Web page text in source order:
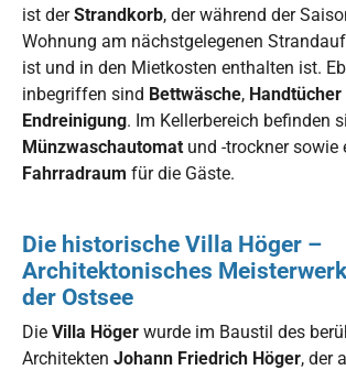
ist derStrandkorb, der während der
Wohnung am nächstgelegenen
ist und in den Mietkosten enthalten ist.
inbegriffen sind Bettwäsche, Handtücher
Endreinigung. Im Kellerbereich befinden
Münzwaschautomat und -trockner sowie
Fahrradraum für die Gäste.
Die historische Villa Höger –
Architektonisches
der Ostsee
Die Villa Höger wurde im Baustil des
Architekten Johann Friedrich Höger, der